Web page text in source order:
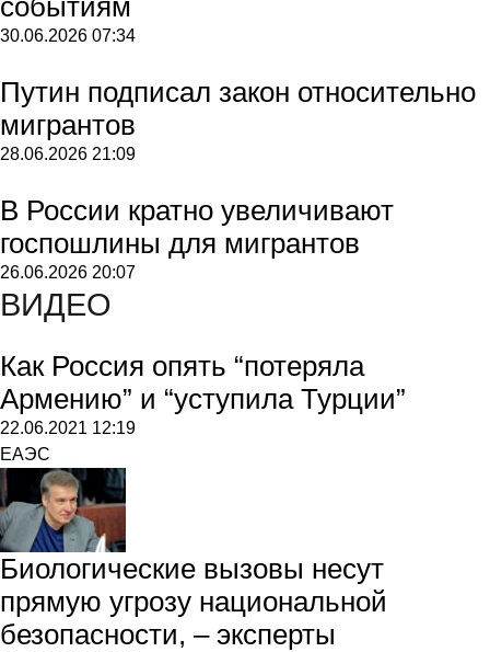
событиям
30.06.2026 07:34
Путин подписал закон относительно
мигрантов
28.06.2026 21:09
В России кратно увеличивают
госпошлины для мигрантов
26.06.2026 20:07
ВИДЕО
Как Россия опять “потеряла
Армению” и “уступила Турции”
22.06.2021 12:19
ЕАЭС
Биологические вызовы несут
прямую угрозу национальной
безопасности, – эксперты